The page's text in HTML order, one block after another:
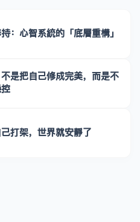
：心智系統的「底層重構」
是把自己修成完美，而是不
打架，世界就安靜了